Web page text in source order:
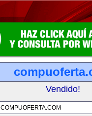
Vendido!
COMPUOFERTA.COM